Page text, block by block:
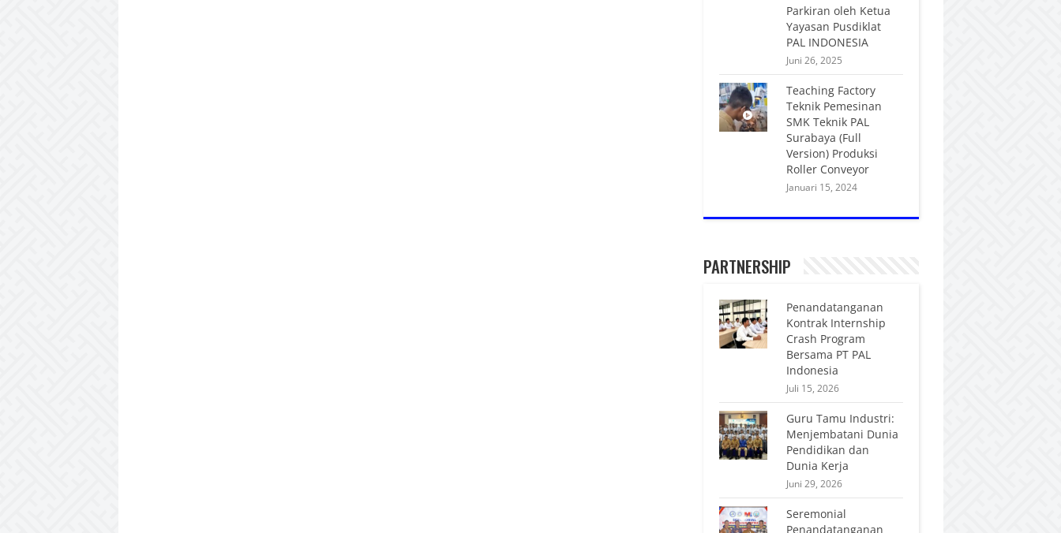
Parkiran oleh Ketua
Yayasan Pusdiklat
PAL INDONESIA
Juni 26, 2025
Teaching Factory
Teknik Pemesinan
SMK Teknik PAL
Surabaya (Full
Version) Produksi
Roller Conveyor
Januari 15, 2024
PARTNERSHIP
Penandatanganan
Kontrak Internship
Crash Program
Bersama PT PAL
Indonesia
Juli 15, 2026
Guru Tamu Industri:
Menjembatani Dunia
Pendidikan dan
Dunia Kerja
Juni 29, 2026
Seremonial
Penandatanganan